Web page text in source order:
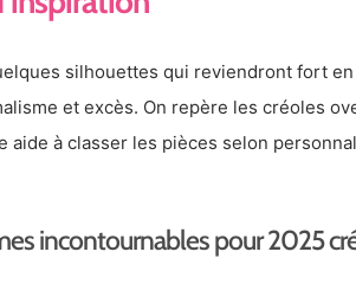
silhouettes qui reviendront fort
et excès. On repère les créoles
aide à classer les pièces selon
incontournables pour 2025